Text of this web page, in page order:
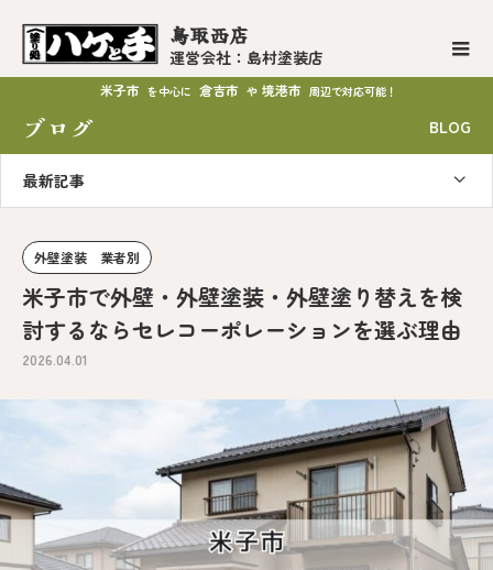
鳥取西店
運営会社：島村塗装店
米子市 を中心に 倉吉市 や 境港市 周辺で対応可能！
ブログ BLOG
最新記事
外壁塗装 業者別
米子市で外壁・外壁塗装・外壁塗り替えを検
討するならセレコーポレーションを選ぶ理由
2026.04.01